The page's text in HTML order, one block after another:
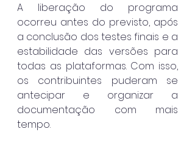
A liberação do programa
ocorreu antes do previsto, após
a conclusão dos testes finais e a
estabilidade das versões para
todas as plataformas. Com isso,
os contribuintes puderam se
antecipar e organizar a
documentação com mais
tempo.